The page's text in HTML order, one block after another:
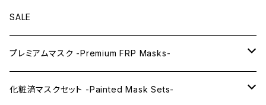
SALE
プレミアムマスク -Premium FRP Masks-
KAWAII PREMIUM Mask & Wig Sets
化粧済マスクセット -Painted Mask Sets-